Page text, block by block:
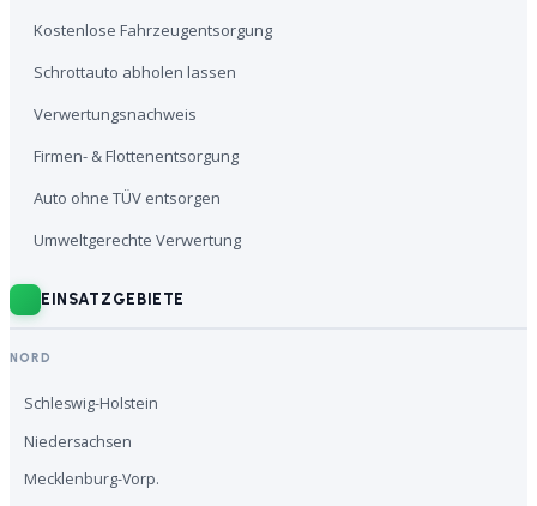
Kostenlose Fahrzeugentsorgung
Schrottauto abholen lassen
Verwertungsnachweis
Firmen- & Flottenentsorgung
Auto ohne TÜV entsorgen
Umweltgerechte Verwertung
EINSATZGEBIETE
NORD
Schleswig-Holstein
Niedersachsen
Mecklenburg-Vorp.